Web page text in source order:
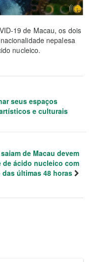
19 de Macau, os dois
nepalesa
nucleico.
seus espaços
e culturais
de Macau devem
ácido nucleico com
últimas 48 horas